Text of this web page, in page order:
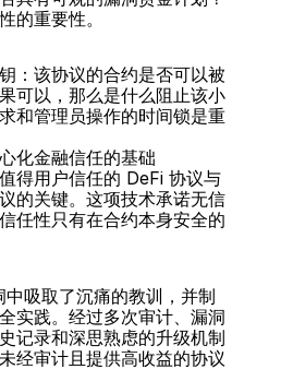
的重要性。
：该协议的合约是否可以被
可以，那么是什么阻止该小
和管理员操作的时间锁是重
化金融信任的基础
得用户信任的 DeFi 协议与
的关键。这项技术承诺无信
任性只有在合约本身安全的
吸取了沉痛的教训，并制
实践。经过多次审计、漏洞
记录和深思熟虑的升级机制
经审计且提供高收益的协议